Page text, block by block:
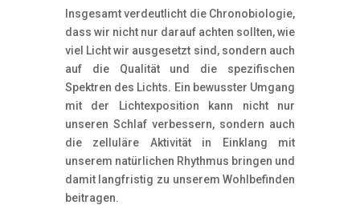
Insgesamt verdeutlicht die Chronobiologie,
dass wir nicht nur darauf achten sollten, wie
viel Licht wir ausgesetzt sind, sondern auch
auf die Qualität und die spezifischen
Spektren des Lichts. Ein bewusster Umgang
mit der Lichtexposition kann nicht nur
unseren Schlaf verbessern, sondern auch
die zelluläre Aktivität in Einklang mit
unserem natürlichen Rhythmus bringen und
damit langfristig zu unserem Wohlbefinden
beitragen.